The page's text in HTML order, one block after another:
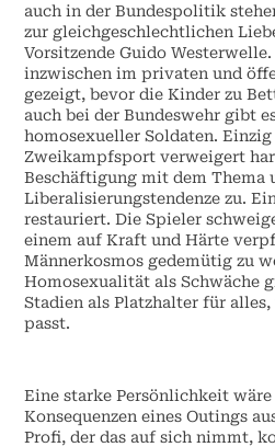
auch in der Bundespolitik
zur gleichgeschlechtlichen
Vorsitzende Guido
inzwischen im privaten und
gezeigt, bevor die Kinder zu
auch bei der Bundeswehr gibt
homosexueller Soldaten.
Zweikampfsport verweigert
Beschäftigung mit dem Thema
Liberalisierungstendenze zu.
restauriert. Die Spieler
einem auf Kraft und Härte
Männerkosmos gedemütig zu
Homosexualität als Schwäche
Stadien als Platzhalter für alles,
passt.
Eine starke Persönlichkeit
Konsequenzen eines Outings
Profi, der das auf sich nimmt,